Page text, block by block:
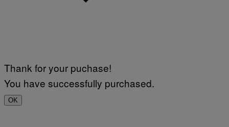
Thank for your puchase!
You have successfully purchased.
OK